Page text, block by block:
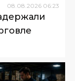
08.08.2026 06:23